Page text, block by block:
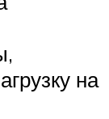
на